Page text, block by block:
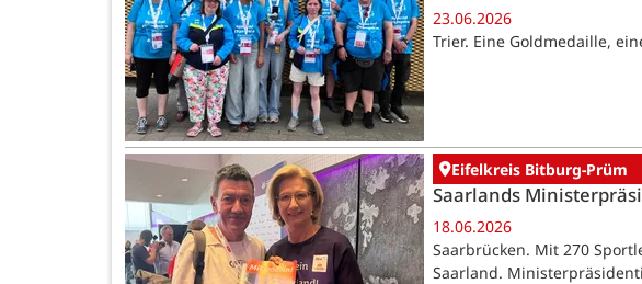
23.06.2026
Trier. Eine Goldmedaille,
Eifelkreis Bitburg-Prüm
Saarlands
18.06.2026
Saarbrücken. Mit 270
Saarland.